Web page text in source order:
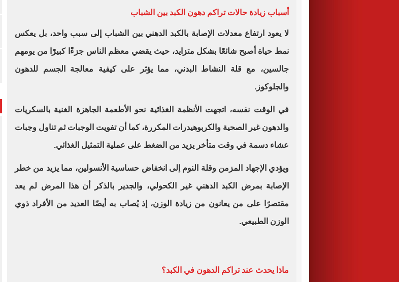
أسباب زيادة حالات تراكم دهون الكبد بين الشباب
لا يعود ارتفاع معدلات الإصابة بالكبد الدهني بين الشباب إلى سبب واحد، بل يعكس
نمط حياة أصبح شائعًا بشكل متزايد، حيث يقضي معظم الناس جزءًا كبيرًا من يومهم
جالسين، مع قلة النشاط البدني، مما يؤثر على كيفية معالجة الجسم للدهون
والجلوكوز.
في الوقت نفسه، اتجهت الأنظمة الغذائية نحو الأطعمة الجاهزة الغنية بالسكريات
والدهون غير الصحية والكربوهيدرات المكررة، كما أن تفويت الوجبات ثم تناول وجبات
عشاء دسمة في وقت متأخر يزيد من الضغط على عملية التمثيل الغذائي.
ويؤدي الإجهاد المزمن وقلة النوم إلى انخفاض حساسية الأنسولين، مما يزيد من خطر
الإصابة بمرض الكبد الدهني غير الكحولي، والجدير بالذكر أن هذا المرض لم يعد
مقتصرًا على من يعانون من زيادة الوزن، إذ يُصاب به أيضًا العديد من الأفراد ذوي
الوزن الطبيعي.
ماذا يحدث عند تراكم الدهون في الكبد؟